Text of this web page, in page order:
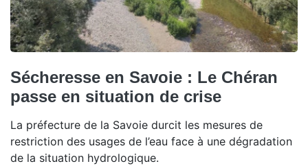
Sécheresse en Savoie : Le Chéran
passe en situation de crise
La préfecture de la Savoie durcit les mesures de
restriction des usages de l’eau face à une dégradation
de la situation hydrologique.